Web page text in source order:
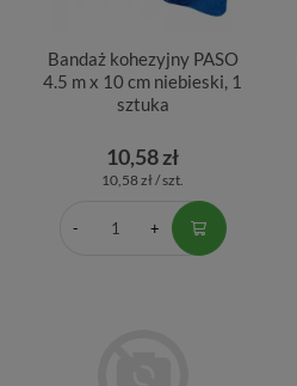
Bandaż kohezyjny PASO
4.5 m x 10 cm niebieski, 1
sztuka
10,58 zł
10,58 zł / szt.